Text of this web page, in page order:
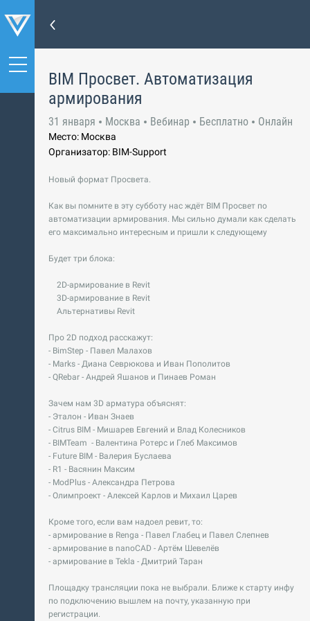
BIM Просвет. Автоматизация
армирования
31 января Москва Вебинар Бесплатно Онлайн
Место: Москва
Организатор: BIM-Support
Новый формат Просвета.
Как вы помните в эту субботу нас ждёт BIM Просвет по
автоматизации армирования. Мы сильно думали как сделать
его максимально интересным и пришли к следующему
Будет три блока:
2D-армирование в Revit
3D-армирование в Revit
Альтернативы Revit
Про 2D подход расскажут:
- BimStep - Павел Малахов
- Marks - Диана Севрюкова и Иван Пополитов
- QRebar - Андрей Яшанов и Пинаев Роман
Зачем нам 3D арматура объяснят:
- Эталон - Иван Знаев
- Citrus BIM - Мишарев Евгений и Влад Колесников
- BIMTeam - Валентина Ротерс и Глеб Максимов
- Future BIM - Валерия Буслаева
- R1 - Васянин Максим
- ModPlus - Александра Петрова
- Олимпроект - Алексей Карлов и Михаил Царев
Кроме того, если вам надоел ревит, то:
- армирование в Renga - Павел Глабец и Павел Слепнев
- армирование в nanoCAD - Артём Шевелёв
- армирование в Tekla - Дмитрий Таран
Площадку трансляции пока не выбрали. Ближе к старту инфу
по подключению вышлем на почту, указанную при
регистрации.